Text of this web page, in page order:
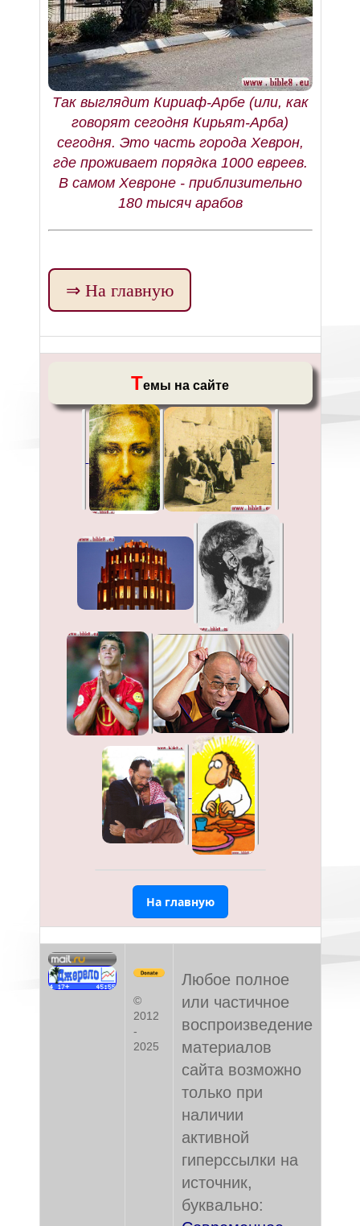
Так выглядит Кириаф-Арбе (или, как
говорят сегодня Кирьят-Арба)
сегодня. Это часть города Хеврон,
где проживает порядка 1000 евреев.
В самом Хевроне - приблизительно
180 тысяч арабов
⇒ На главную
Темы на сайте
На главную
©
2012
-
2025
Любое полное
или частичное
воспроизведение
материалов
сайта возможно
только при
наличии
активной
гиперссылки на
источник,
буквально: